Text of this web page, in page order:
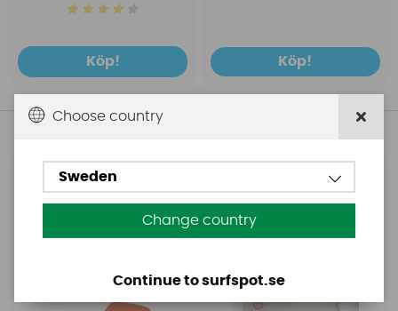
Köp! Köp!
Base Aquasure
Choose country
Sweden
Change country
Continue to surfspot.se